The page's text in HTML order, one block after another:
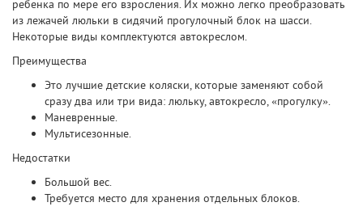
ребенка по мере его взросления. Их можно легко преобразовать
из лежачей люльки в сидячий прогулочный блок на шасси.
Некоторые виды комплектуются автокреслом.
Преимущества
Это лучшие детские коляски, которые заменяют собой
сразу два или три вида: люльку, автокресло, «прогулку».
Маневренные.
Мультисезонные.
Недостатки
Большой вес.
Требуется место для хранения отдельных блоков.